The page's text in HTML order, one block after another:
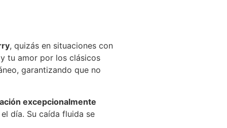
, quizás en situaciones con
tu amor por los clásicos
garantizando que no
excepcionalmente
día. Su caída fluida se